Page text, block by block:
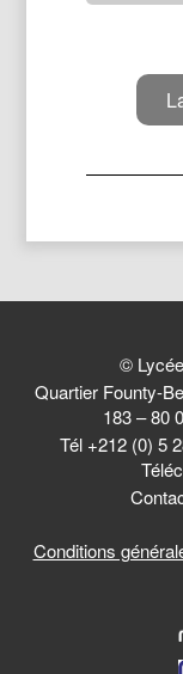
©
Quartier Founty-
183 – 80
Tél +212 (0) 5
Conditions